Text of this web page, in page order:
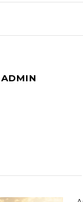
ADMIN